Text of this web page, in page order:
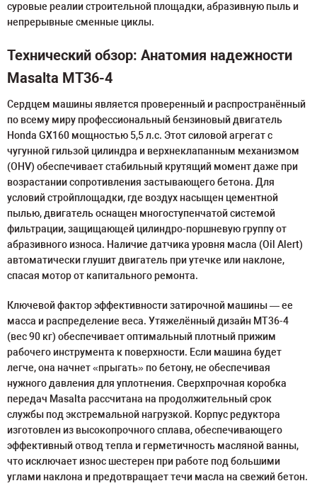
суровые реалии строительной площадки, абразивную пыль и
непрерывные сменные циклы.
Технический обзор: Анатомия надежности
Masalta MT36-4
Сердцем машины является проверенный и распространённый
по всему миру профессиональный бензиновый двигатель
Honda GX160 мощностью 5,5 л.с. Этот силовой агрегат с
чугунной гильзой цилиндра и верхнеклапанным механизмом
(OHV) обеспечивает стабильный крутящий момент даже при
возрастании сопротивления застывающего бетона. Для
условий стройплощадки, где воздух насыщен цементной
пылью, двигатель оснащен многоступенчатой системой
фильтрации, защищающей цилиндро-поршневую группу от
абразивного износа. Наличие датчика уровня масла (Oil Alert)
автоматически глушит двигатель при утечке или наклоне,
спасая мотор от капитального ремонта.
Ключевой фактор эффективности затирочной машины — ее
масса и распределение веса. Утяжелённый дизайн MT36-4
(вес 90 кг) обеспечивает оптимальный плотный прижим
рабочего инструмента к поверхности. Если машина будет
легче, она начнет «прыгать» по бетону, не обеспечивая
нужного давления для уплотнения. Сверхпрочная коробка
передач Masalta рассчитана на продолжительный срок
службы под экстремальной нагрузкой. Корпус редуктора
изготовлен из высокопрочного сплава, обеспечивающего
эффективный отвод тепла и герметичность масляной ванны,
что исключает износ шестерен при работе под большими
углами наклона и предотвращает течи масла на свежий бетон.